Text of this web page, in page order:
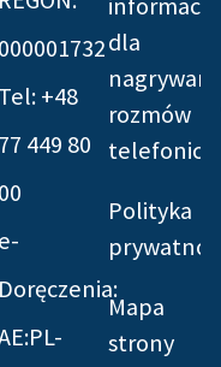
000001732
Tel: +48
77 449 80
00
e-
Doręczenia:
dla
rozmów
Polityka
prywatności
Mapa
strony